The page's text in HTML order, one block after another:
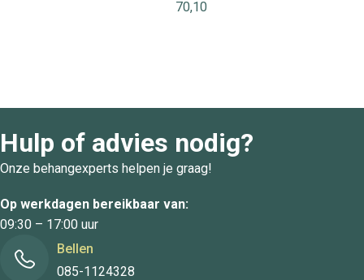
70,10
Hulp of advies nodig?
Onze behangexperts helpen je graag!
Op werkdagen bereikbaar van:
09:30 – 17:00 uur
Bellen
085-1124328